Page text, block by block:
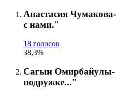
Анастасия
с нами."
18 голосов
38,3%
Сагын Омирбайулы-
подружке..."